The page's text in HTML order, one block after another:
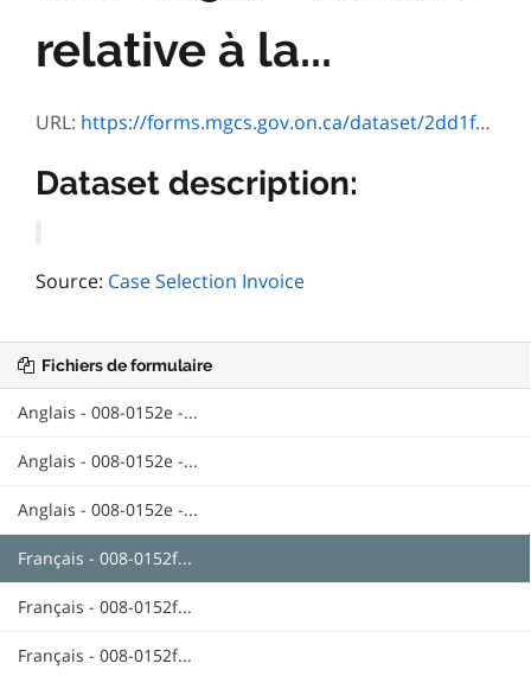
relative à la...
URL: https://forms.mgcs.gov.on.ca/dataset/2dd1f211-ee84-4431-aa8e-ccf15fad45d6/resource/130816f9-310a-481e-acf1-56743394907a/download/txt_0152f.htm
Dataset description:
Source: Case Selection Invoice
Fichiers de formulaire
Anglais - 008-0152e -...
Anglais - 008-0152e -...
Anglais - 008-0152e -...
Français - 008-0152f...
Français - 008-0152f...
Français - 008-0152f...